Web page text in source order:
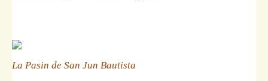
La Pasin de San Jun Bautista